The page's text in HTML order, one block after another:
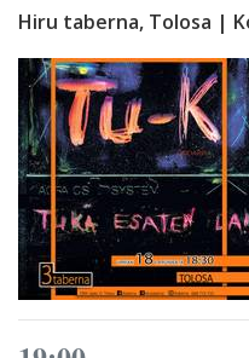
Hiru taberna, Tolosa |